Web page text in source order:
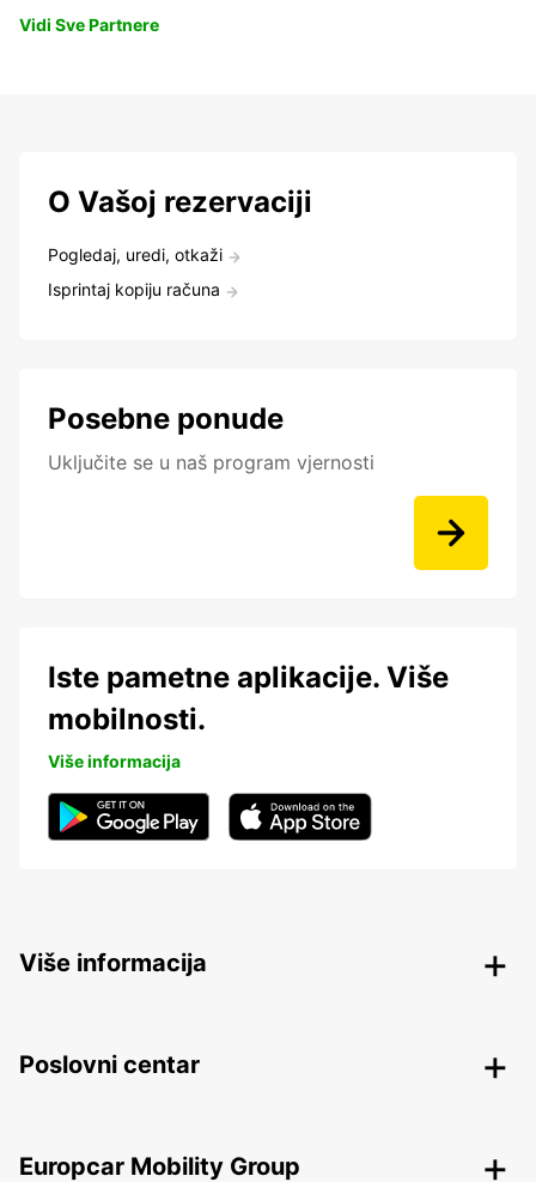
Vidi Sve Partnere
O Vašoj rezervaciji
Pogledaj, uredi, otkaži
Isprintaj kopiju računa
Posebne ponude
Uključite se u naš program vjernosti
Iste pametne aplikacije. Više
mobilnosti.
Više informacija
Više informacija
Poslovni centar
Europcar Mobility Group